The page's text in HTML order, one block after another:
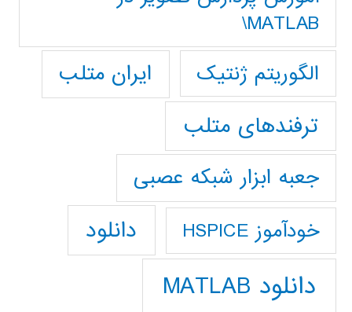
MATLAB\
الگوریتم ژنتیک
ایران متلب
ترفندهای متلب
جعبه ابزار شبکه عصبی
خودآموز HSPICE دانلود
دانلود MATLAB